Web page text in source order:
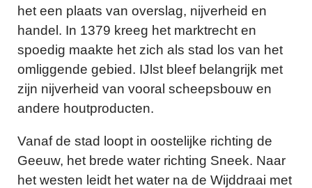
het een plaats van overslag, nijverheid en
handel. In 1379 kreeg het marktrecht en
spoedig maakte het zich als stad los van het
omliggende gebied. IJlst bleef belangrijk met
zijn nijverheid van vooral scheepsbouw en
andere houtproducten.
Vanaf de stad loopt in oostelijke richting de
Geeuw, het brede water richting Sneek. Naar
het westen leidt het water na de Wijddraai met